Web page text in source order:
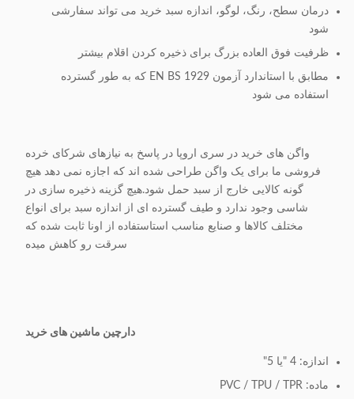
پلاستیکی:
اضافی:
گوشه پایین، پوشش فریم سبد بالا،
بندی:
15.ODM و
OEM:
در دسترس
درمان سطح، رنگ، لوگو، اندازه سبد خرید می تواند سفارشی
شود
ظرفیت فوق العاده بزرگ برای ذخیره کردن اقلام بیشتر
مطابق با استاندارد آزمون EN BS 1929 که به طور گسترده
استفاده می شود
واگن های خرید در سری اروپا در پاسخ به نیازهای شرکای خرده
فروشی ما برای یک واگن طراحی شده اند که اجازه نمی دهد هیچ
گونه کالایی خارج از سبد حمل شود.هیچ گزینه ذخیره سازی در
شاسی وجود ندارد و طیف گسترده ای از اندازه سبد برای انواع
مختلف کالاها و صنایع مناسب استاستفاده از اونا ثابت شده که
سرقت رو کاهش ميده
دارچین ماشین های خرید
اندازه: 4 "یا 5"
ماده: PVC / TPU / TPR